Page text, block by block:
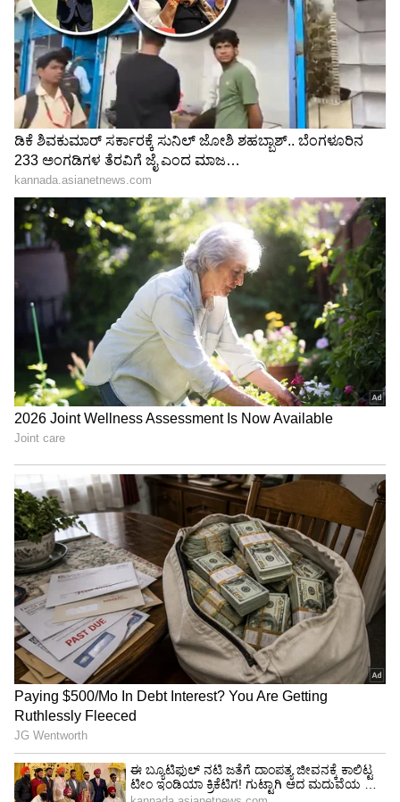
ಕನಕೋತ್ಸವದಲ್ಲಿ ರಿಷಬ್ ಶೆಟ್ಟಿ | Rishab
Shetty speech | Suvarna News
ಶೇ.50 ರಿಂದ ಶೇ.18 ಕ್ಕೆ TAX ಇಳಿಕೆ: ಮೋದಿ-
ಟ್ರಂಪ್ ಐತಿಹಾಸಿಕ ಒಪ್ಪಂದ | India US
Trade Deal | Party Rounds